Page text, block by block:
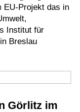
EU-Projekt das in
Institut für
Breslau
Görlitz im